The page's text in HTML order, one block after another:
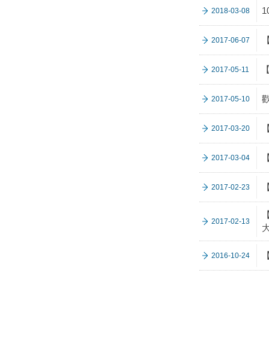
2018-03-08
2017-06-07
2017-05-11
2017-05-10
2017-03-20
2017-03-04
2017-02-23
2017-02-13
2016-10-24